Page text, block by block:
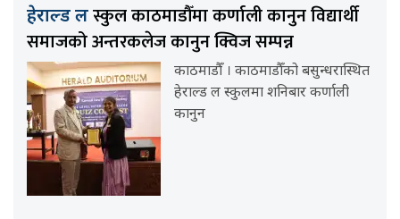
हेराल्ड लस्कुल काठमाडौँमा कर्णाली कानुन विद्यार्थी
समाजको अन्तरकलेज कानुन क्विज सम्पन्न
काठमाडौँ । काठमाडौँको बसुन्धरास्थित
हेराल्ड ल स्कुलमा शनिबार कर्णाली
कानुन